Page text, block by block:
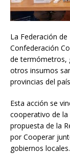
La Federación de
Confederación
de termómetros,
otros insumos
provincias del
Esta acción se
cooperativo de la
propuesta de la
por Cooperar
gobiernos locales.